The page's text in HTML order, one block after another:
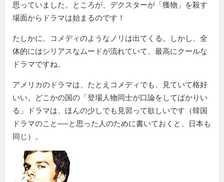
思っていました。ところが、デクスターが「獲物」を殺す
場面からドラマは始まるのです！
たしかに、コメディのようなノリは出てくる。しかし、全
体的にはシリアスなムードが流れていて、最高にクールな
ドラマですね。
アメリカのドラマは、たとえコメディでも、見ていて格好
いい。どこかの国の「登場人物同士が口論をしてばかりい
る」ドラマは、ほんの少しでも見習って欲しいです（韓国
ドラマのこと──と思った人のために書いておくと、日本も
同じ）。